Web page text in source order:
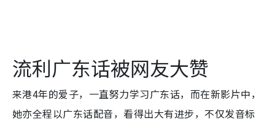
流利广东话被网友大赞
来港4年的爱子，一直努力学习广东话，而在新影片中，
她亦全程以广东话配音，看得出大有进步，不仅发音标